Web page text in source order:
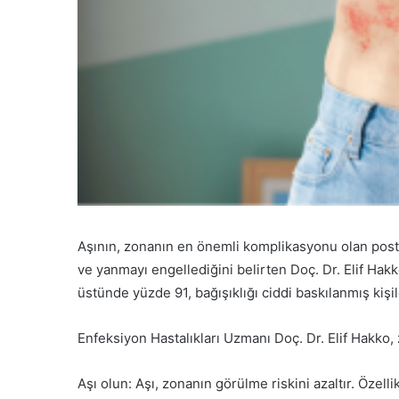
Aşının, zonanın en önemli komplikasyonu olan
ve yanmayı engellediğini belirten Doç. Dr. Elif
üstünde yüzde 91, bağışıklığı ciddi baskılanmış
Enfeksiyon Hastalıkları Uzmanı Doç. Dr. Elif
Aşı olun: Aşı, zonanın görülme riskini azaltır.